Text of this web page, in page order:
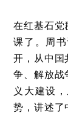
在红基石党
课了。周
开，从中国
争 、解放战
义大建设
势，讲述了